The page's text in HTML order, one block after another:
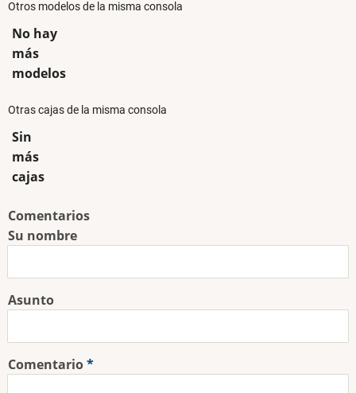
Otros modelos de la misma consola
No hay
más
modelos
Otras cajas de la misma consola
Sin
más
cajas
Comentarios
Su nombre
Asunto
Comentario